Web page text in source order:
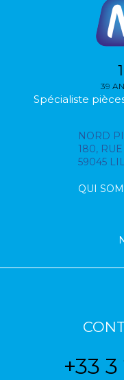
39
Spécialiste
NORD
180,
59045
QUI
+33